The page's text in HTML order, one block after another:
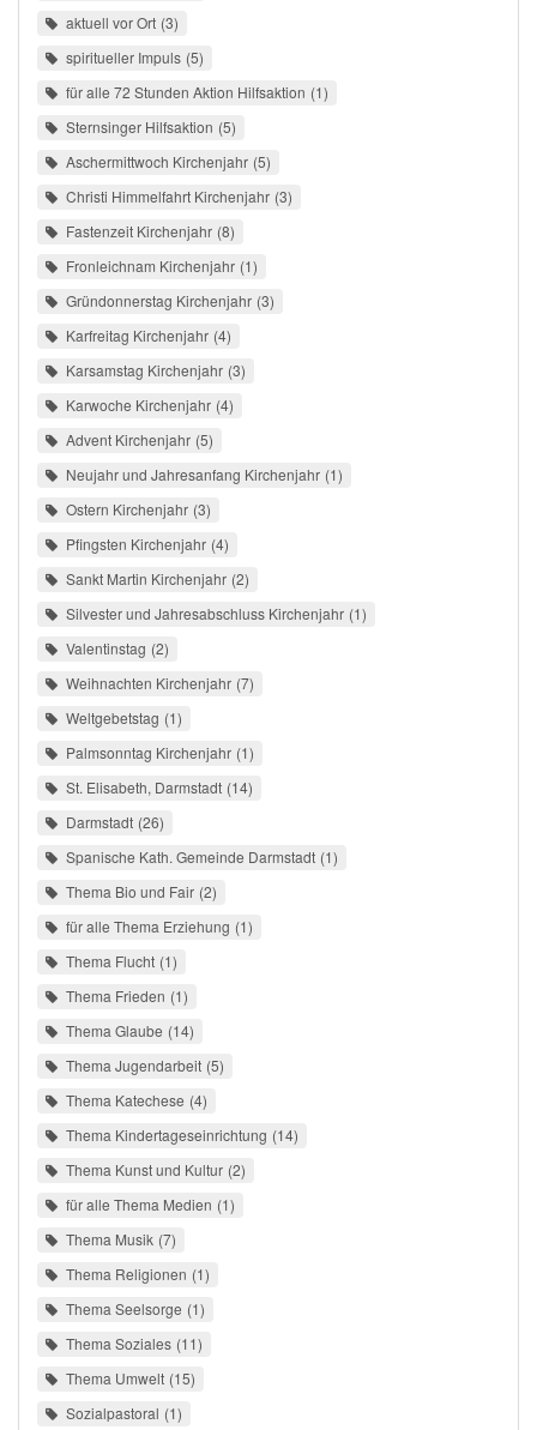
aktuell vor Ort 3
spiritueller Impuls 5
für alle 72 Stunden Aktion Hilfsaktion 1
Sternsinger Hilfsaktion 5
Aschermittwoch Kirchenjahr 5
Christi Himmelfahrt Kirchenjahr 3
Fastenzeit Kirchenjahr 8
Fronleichnam Kirchenjahr 1
Gründonnerstag Kirchenjahr 3
Karfreitag Kirchenjahr 4
Karsamstag Kirchenjahr 3
Karwoche Kirchenjahr 4
Advent Kirchenjahr 5
Neujahr und Jahresanfang Kirchenjahr 1
Ostern Kirchenjahr 3
Pfingsten Kirchenjahr 4
Sankt Martin Kirchenjahr 2
Silvester und Jahresabschluss Kirchenjahr 1
Valentinstag 2
Weihnachten Kirchenjahr 7
Weltgebetstag 1
Palmsonntag Kirchenjahr 1
St. Elisabeth, Darmstadt 14
Darmstadt 26
Spanische Kath. Gemeinde Darmstadt 1
Thema Bio und Fair 2
für alle Thema Erziehung 1
Thema Flucht 1
Thema Frieden 1
Thema Glaube 14
Thema Jugendarbeit 5
Thema Katechese 4
Thema Kindertageseinrichtung 14
Thema Kunst und Kultur 2
für alle Thema Medien 1
Thema Musik 7
Thema Religionen 1
Thema Seelsorge 1
Thema Soziales 11
Thema Umwelt 15
Sozialpastoral 1